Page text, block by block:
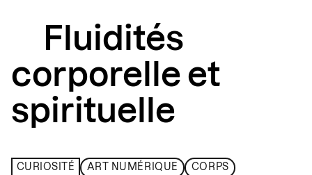
Fluidités
corporelle et
spirituelle
CURIOSITÉ ART NUMÉRIQUE CORPS